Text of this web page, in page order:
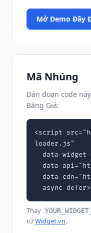
Mở Demo Đầy
Mã Nhúng
Dán đoạn code
Bảng Giá:
<script
loader.js"
async
Thay
từWidget.vn.